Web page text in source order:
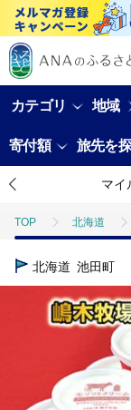
カテゴリ 地域
寄付額 旅先を
マイ
TOP 北海道
TOP
卵・乳製品
卵・乳製品
北海道 池田町